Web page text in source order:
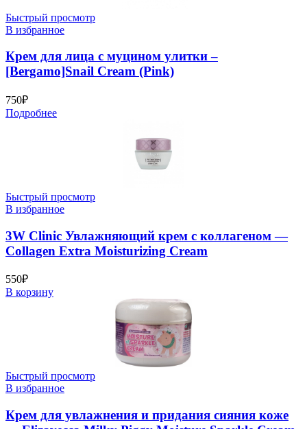
Быстрый просмотр
В избранное
Крем для лица с муцином улитки –
[Bergamo]Snail Cream (Pink)
750₽
Подробнее
Быстрый просмотр
В избранное
3W Clinic Увлажняющий крем с коллагеном —
Collagen Extra Moisturizing Cream
550₽
В корзину
Быстрый просмотр
В избранное
Крем для увлажнения и придания сияния коже